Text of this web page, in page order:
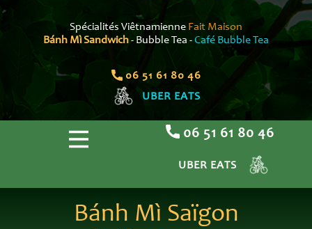
Spécialités Viêtnamienne Fait Maison
Bánh Mì Sandwich- Bubble Tea -Café Bubble Tea
06 51 61 80 46
UBER EATS
06 51 61 80 46
UBER EATS
Bánh Mì Saïgon